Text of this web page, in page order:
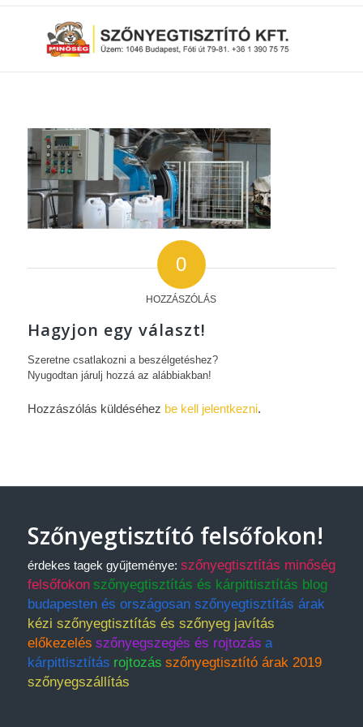
0
HOZZÁSZÓLÁS
Hagyjon egy választ!
Szeretne csatlakozni a beszélgetéshez?
Nyugodtan járulj hozzá az alábbiakban!
Hozzászólás küldéséhez be kell jelentkezni.
Szőnyegtisztító felsőfokon!
érdekes tagek gyűjteménye: szőnyegtisztítás minőség
felsőfokon szőnyegtisztítás és kárpittisztítás blog
budapesten és országosan szőnyegtisztítás árak
kézi szőnyegtisztítás és szőnyeg javítás
előkezelés szőnyegszegés és rojtozás a
kárpittisztítás rojtozás szőnyegtisztító árak 2019
szőnyegszállítás